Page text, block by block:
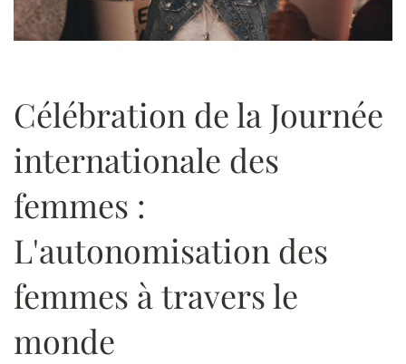
Célébration de la Journée
internationale des
femmes :
L'autonomisation des
femmes à travers le
monde